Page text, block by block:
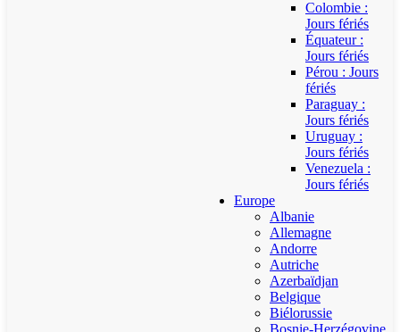
Colombie :
Jours fériés
Équateur :
Jours fériés
Pérou : Jours
fériés
Paraguay :
Jours fériés
Uruguay :
Jours fériés
Venezuela :
Jours fériés
Europe
Albanie
Allemagne
Andorre
Autriche
Azerbaïdjan
Belgique
Biélorussie
Bosnie-Herzégovine